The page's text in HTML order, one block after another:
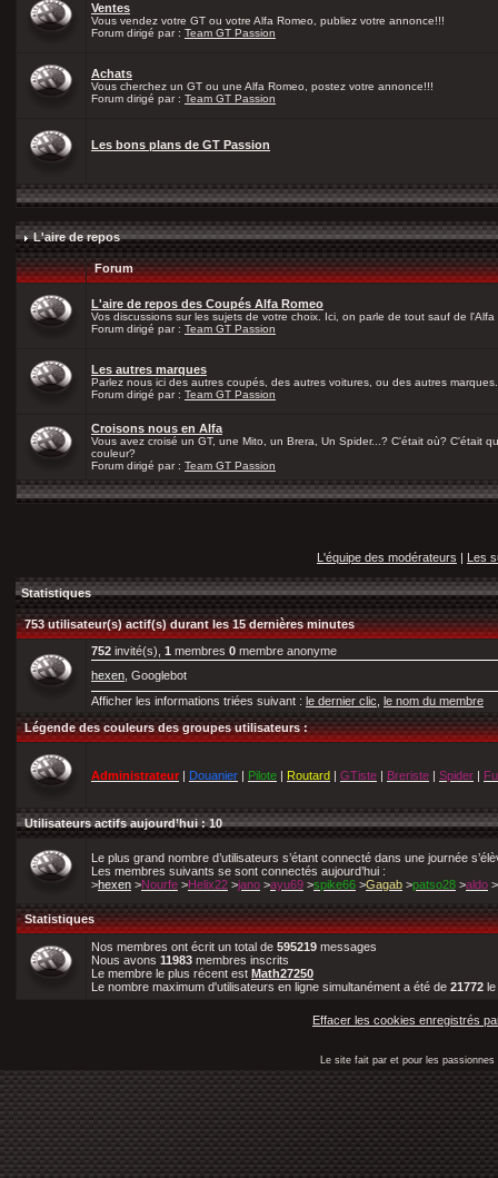
Ventes
Vous vendez votre GT ou votre Alfa Romeo, publiez votre annonce!!!
Forum dirigé par : Team GT Passion
Achats
Vous cherchez un GT ou une Alfa Romeo, postez votre annonce!!!
Forum dirigé par : Team GT Passion
Les bons plans de GT Passion
L'aire de repos
Forum
L'aire de repos des Coupés Alfa Romeo
Vos discussions sur les sujets de votre choix. Ici, on parle de tout sauf de l'Alfa
Forum dirigé par : Team GT Passion
Les autres marques
Parlez nous ici des autres coupés, des autres voitures, ou des autres marques.
Forum dirigé par : Team GT Passion
Croisons nous en Alfa
Vous avez croisé un GT, une Mito, un Brera, Un Spider...? C'était où? C'était
couleur?
Forum dirigé par : Team GT Passion
L'équipe des modérateurs | Les
Statistiques
753 utilisateur(s) actif(s) durant les 15 dernières minutes
752 invité(s), 1 membres 0 membre anonyme
hexen , Googlebot
Afficher les informations triées suivant : le dernier clic le nom du membre
Légende des couleurs des groupes utilisateurs :
Administrateur | Douanier | Pilote | Routard | GTiste | Breriste | Spider |
Utilisateurs actifs aujourd’hui : 10
Le plus grand nombre d’utilisateurs s’étant connecté dans une journée
Les membres suivants se sont connectés aujourd’hui :
>hexen >Nourfe >Helix22 >jano >ayu69 >spike66 >Gagab >patso28 >aldo >
Statistiques
Nos membres ont écrit un total de 595219 messages
Nous avons 11983 membres inscrits
Le membre le plus récent est Math27250
Le nombre maximum d'utilisateurs en ligne simultanément a été de 21772 le
Effacer les cookies enregistrés
Le site fait par et pour les